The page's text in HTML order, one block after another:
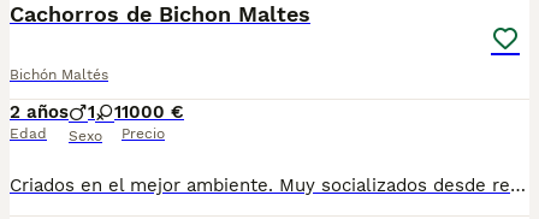
Cachorros de Bichon Maltes
Bichón Maltés
2 años
Edad
1 1
Sexo
1000 €
Precio
Criados en el mejor ambiente. Muy socializados desde recien nacidos Con todo en regla. Se entregan con todo el protocolo sanitario al día, cartilla, vacunas pertinentes a la edad, desparasitaciones internas y externas, contrato y garantías. Puede conocernos en altodelpago.es o en instagram @altodelpago Tlf y whastapp 679 67 30 10 Instalaciones en plena naturaleza. visitanos cualquier dia del año